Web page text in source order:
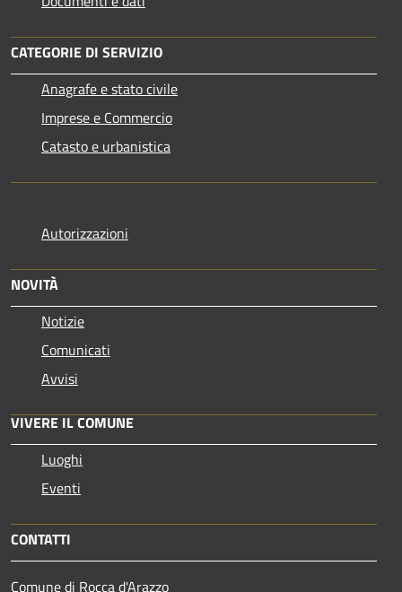
CATEGORIE DI SERVIZIO
Anagrafe e stato civile
Imprese e Commercio
Catasto e urbanistica
Autorizzazioni
NOVITÀ
Notizie
Comunicati
Avvisi
VIVERE IL COMUNE
Luoghi
Eventi
CONTATTI
Comune di Rocca d'Arazzo